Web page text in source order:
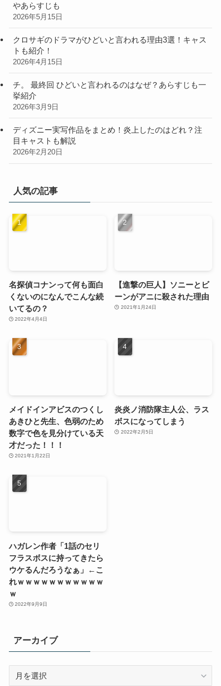
やあらすじも
2026年5月15日
クロサギのドラマがひどいと言われる理由3選！キャス
トも紹介！
2026年4月15日
チ。 最終回 ひどいと言われるのはなぜ？あらすじも一
挙紹介
2026年3月9日
ディズニー実写作品をまとめ！炎上したのはどれ？注
目キャストも解説
2026年2月20日
人気の記事
名探偵コナンって何も面白
くないのになんでこんな続
いてるの？
2022年4月4日
【進撃の巨人】ソニーとビ
ーンがアニに殺された理由
2021年1月24日
メイドインアビスのつくし
あきひと先生、色弱のため
数字で色を見分けている天
才だった！！！
2021年1月22日
炎炎ノ消防隊主人公、ラス
ボスになってしまう
2022年2月5日
ハガレン作者「1話のセリ
フラスボスに持ってきたら
ウケるんだろうなぁ」←こ
れｗｗｗｗｗｗｗｗｗｗｗ
ｗ
2022年9月9日
アーカイブ